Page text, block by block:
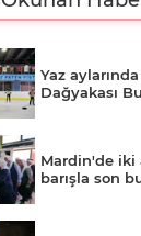
Yaz
Dağyakası
Mardin'de iki
barışla son